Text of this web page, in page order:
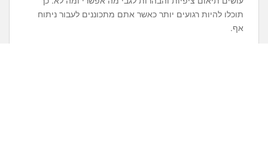
תוכלו להיות רגועים יותר כאשר אתם מתכוננים לעבור ניתוח
אף.